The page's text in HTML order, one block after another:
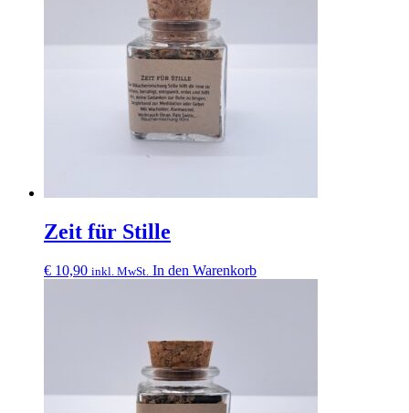
Zeit für Stille
€ 10,90 inkl. MwSt. In den Warenkorb